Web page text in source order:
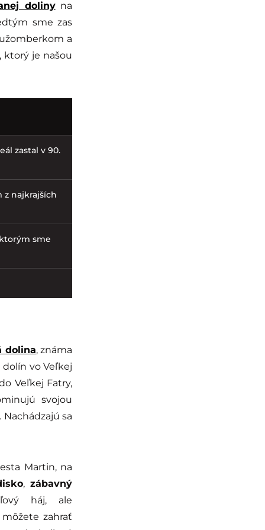
dolinyna
sme zas
a
ktorý je našou
zastal v 90.
z najkrajších
sme
dolina, známa
dolín vo Veľkej
Veľkej Fatry,
svojou
sa
Martin, na
,zábavný
háj, ale
zahrať